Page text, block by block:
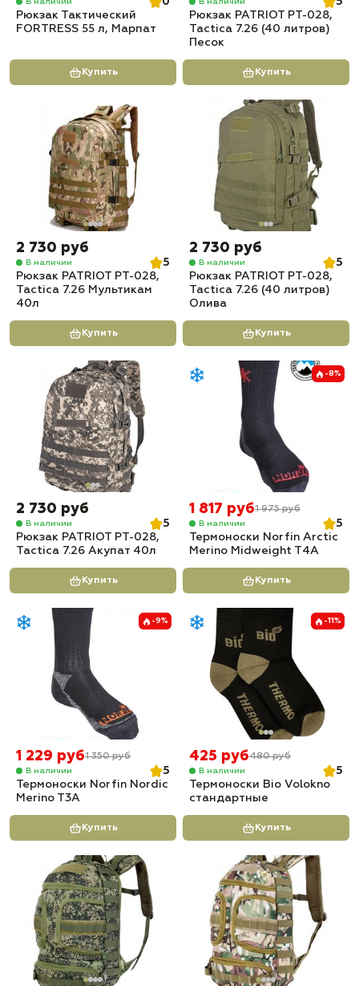
Рюкзак Тактический
FORTRESS 55 л, Марпат
Купить
Рюкзак PATRIOT РТ-028,
Tactica 7.26 (40 литров)
Песок
Купить
2 730 руб
В наличии
5
Рюкзак PATRIOT РТ-028,
Tactica 7.26 Мультикам
40л
Купить
2 730 руб
В наличии
5
Рюкзак PATRIOT РТ-028,
Tactica 7.26 (40 литров)
Олива
Купить
2 730 руб
В наличии
5
Рюкзак PATRIOT РТ-028,
Tactica 7.26 Акупат 40л
Купить
-8%
1 817 руб1 975 руб
В наличии
5
Термоноски Norfin Arctic
Merino Midweight T4A
Купить
-9%
1 229 руб1 350 руб
В наличии
5
Термоноски Norfin Nordic
Merino T3A
Купить
-11%
425 руб480 руб
В наличии
5
Термоноски Bio Volokno
стандартные
Купить